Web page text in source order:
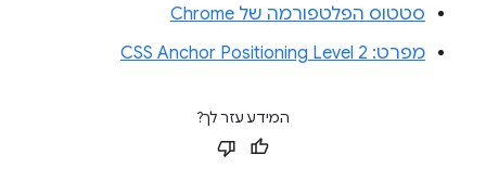
סטטוס הפלטפורמה של Chrome
מפרט: CSS Anchor Positioning Level 2
המידע עזר לך?